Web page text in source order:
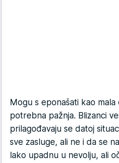
Mogu s eponašati kao
potrebna pažnja. Blizanci
prilagođavaju se datoj
sve zasluge, ali ne i da se
lako upadnu u nevolju, ali